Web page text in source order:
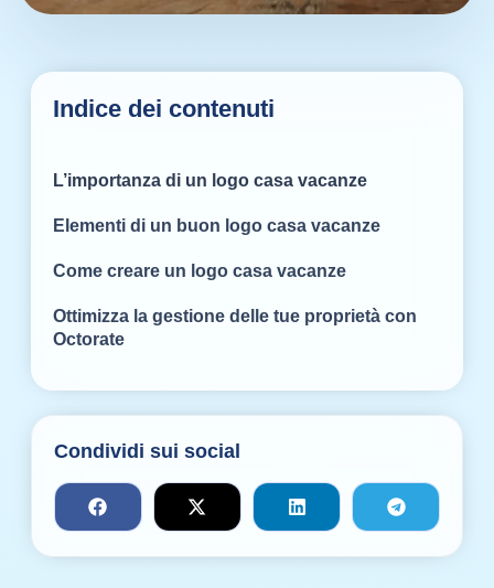
Indice dei contenuti
L’importanza di un logo casa vacanze
Elementi di un buon logo casa vacanze
Come creare un logo casa vacanze
Ottimizza la gestione delle tue proprietà con
Octorate
Condividi sui social